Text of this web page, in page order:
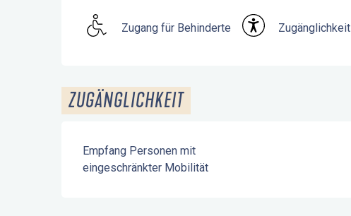
Zugang für Behinderte Zugänglichkeit
ZUGÄNGLICHKEIT
Empfang Personen mit
eingeschränkter Mobilität